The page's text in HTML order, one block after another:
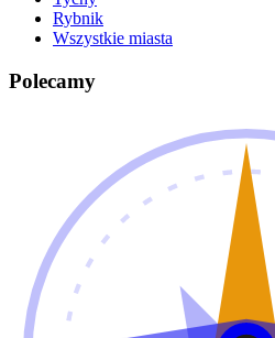
Rybnik
Wszystkie miasta
Polecamy